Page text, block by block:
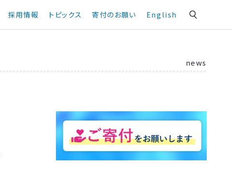
採用情報 トピックス 寄付のお願い English
news